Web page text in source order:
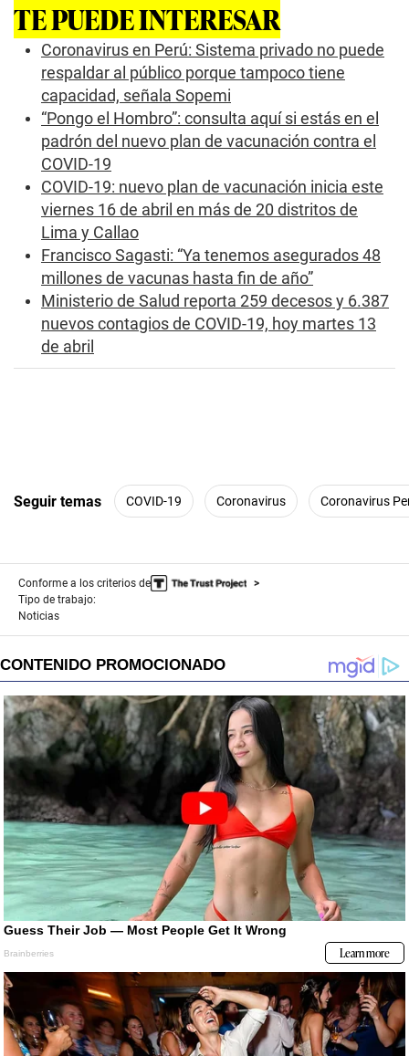
o
TE PUEDE INTERESAR
Coronavirus en Perú: Sistema privado no puede
respaldar al público porque tampoco tiene
capacidad, señala Sopemi
“Pongo el Hombro”: consulta aquí si estás en el
padrón del nuevo plan de vacunación contra el
COVID-19
COVID-19: nuevo plan de vacunación inicia este
viernes 16 de abril en más de 20 distritos de
Lima y Callao
Francisco Sagasti: “Ya tenemos asegurados 48
millones de vacunas hasta fin de año”
Ministerio de Salud reporta 259 decesos y 6.387
nuevos contagios de COVID-19, hoy martes 13
de abril
Seguir temas COVID-19 Coronavirus Coronavirus
Conforme a los criterios de
Tipo de trabajo:
Noticias